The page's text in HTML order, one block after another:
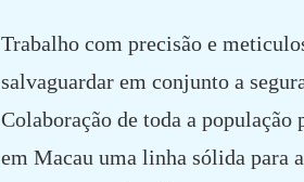
Trabalho com precisão e
salvaguardar em conjunto a
Colaboração de toda a população
em Macau uma linha sólida para